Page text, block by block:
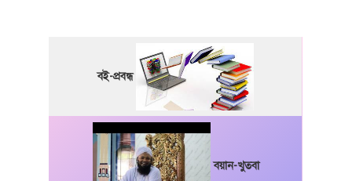
বই-প্রবন্ধ
বয়ান-খুতবা